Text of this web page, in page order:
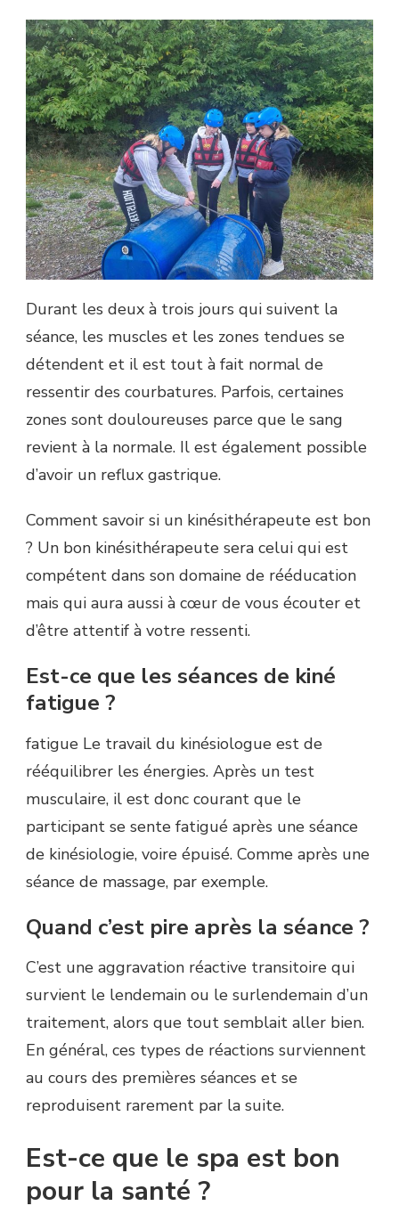
Durant les deux à trois jours qui suivent la
séance, les muscles et les zones tendues se
détendent et il est tout à fait normal de
ressentir des courbatures. Parfois, certaines
zones sont douloureuses parce que le sang
revient à la normale. Il est également possible
d’avoir un reflux gastrique.
Comment savoir si un kinésithérapeute est bon
? Un bon kinésithérapeute sera celui qui est
compétent dans son domaine de rééducation
mais qui aura aussi à cœur de vous écouter et
d’être attentif à votre ressenti.
Est-ce que les séances de kiné
fatigue ?
fatigue Le travail du kinésiologue est de
rééquilibrer les énergies. Après un test
musculaire, il est donc courant que le
participant se sente fatigué après une séance
de kinésiologie, voire épuisé. Comme après une
séance de massage, par exemple.
Quand c’est pire après la séance ?
C’est une aggravation réactive transitoire qui
survient le lendemain ou le surlendemain d’un
traitement, alors que tout semblait aller bien.
En général, ces types de réactions surviennent
au cours des premières séances et se
reproduisent rarement par la suite.
Est-ce que le spa est bon
pour la santé ?